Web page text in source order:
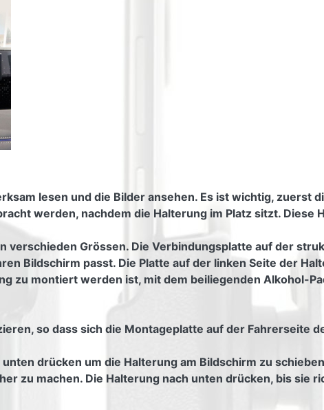
lesen und die Bilder ansehen. Es ist wichtig, zuerst
werden, nachdem die Halterung im Platz sitzt. Diese
verschieden Grössen. Die Verbindungsplatte auf der
Bildschirm passt. Die Platte auf der linken Seite der
zu montiert werden ist, mit dem beiliegenden Alkohol-
so dass sich die Montageplatte auf der Fahrerseite
drücken um die Halterung am Bildschirm zu
zu machen. Die Halterung nach unten drücken, bis sie